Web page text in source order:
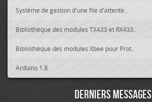
Système de gestion d'une file d'attente..
Bibliothèque des modules TX433 et RX433..
Bibliothèque des modules Xbee pour Prot..
Arduino 1.8
Derniers messages